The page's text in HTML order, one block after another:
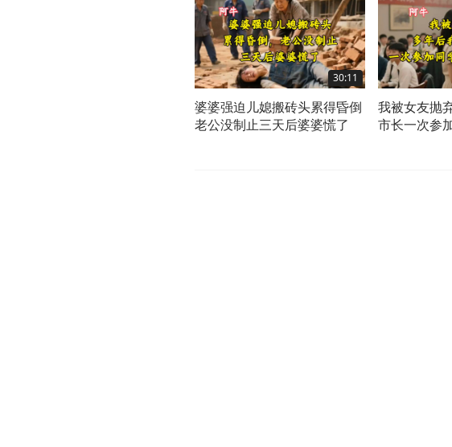
30:11
婆婆强迫儿媳搬砖头累得昏倒
老公没制止三天后婆婆慌了
我被女友抛
市长一次参